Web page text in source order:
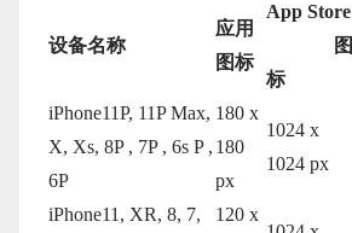
设备名称
应用
图标
App Store
图
标
iPhone11P, 11P Max,
X, Xs, 8P , 7P , 6s P ,
6P
180 x
180
px
1024 x
1024 px
iPhone11, XR, 8, 7,
120 x